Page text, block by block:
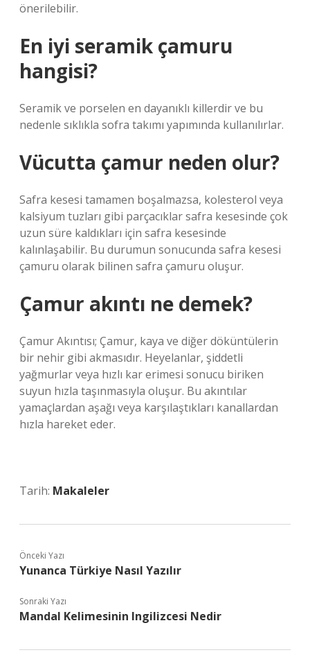
önerilebilir.
En iyi seramik çamuru
hangisi?
Seramik ve porselen en dayanıklı killerdir ve bu
nedenle sıklıkla sofra takımı yapımında kullanılırlar.
Vücutta çamur neden olur?
Safra kesesi tamamen boşalmazsa, kolesterol veya
kalsiyum tuzları gibi parçacıklar safra kesesinde çok
uzun süre kaldıkları için safra kesesinde
kalınlaşabilir. Bu durumun sonucunda safra kesesi
çamuru olarak bilinen safra çamuru oluşur.
Çamur akıntı ne demek?
Çamur Akıntısı; Çamur, kaya ve diğer döküntülerin
bir nehir gibi akmasıdır. Heyelanlar, şiddetli
yağmurlar veya hızlı kar erimesi sonucu biriken
suyun hızla taşınmasıyla oluşur. Bu akıntılar
yamaçlardan aşağı veya karşılaştıkları kanallardan
hızla hareket eder.
Tarih: Makaleler
Önceki Yazı
Yunanca Türkiye Nasıl Yazılır
Sonraki Yazı
Mandal Kelimesinin Ingilizcesi Nedir